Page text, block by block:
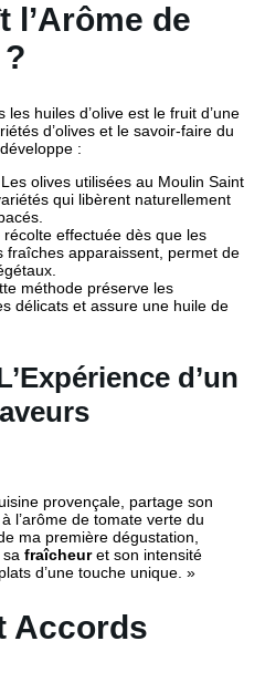
l’Arôme de
les huiles d’olive est le fruit d’une
d’olives et le savoir-faire du
:
Les olives utilisées au Moulin Saint
qui libèrent naturellement
récolte effectuée dès que les
fraîches apparaissent, permet de
méthode préserve les
délicats et assure une huile de
d’un
provençale, partage son
l’arôme de tomate verte du
ma première dégustation,
sa fraîcheuret son intensité
d’une touche unique. »
Accords